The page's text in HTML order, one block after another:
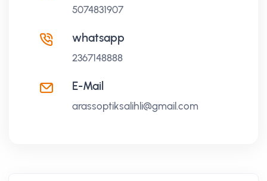
5074831907
whatsapp
2367148888
E-Mail
arassoptiksalihli@gmail.com